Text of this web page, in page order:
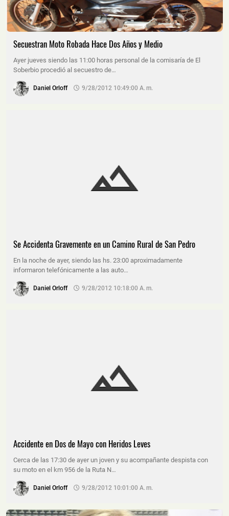
Secuestran Moto Robada Hace Dos Años y Medio
Ayer jueves siendo las 11:00 horas personal de la comisaría de El
Soberbio procedió al secuestro de…
Daniel Orloff 9/28/2012 10:49:00 A. M.
Se Accidenta Gravemente en un Camino Rural de San Pedro
En la noche de ayer, siendo las hs. 23:00 aproximadamente
informaron telefónicamente a las auto…
Daniel Orloff 9/28/2012 10:18:00 A. M.
Accidente en Dos de Mayo con Heridos Leves
Cerca de las 17:30 de ayer un joven y su acompañante despista con
su moto en el km 956 de la Ruta N…
Daniel Orloff 9/28/2012 10:01:00 A. M.